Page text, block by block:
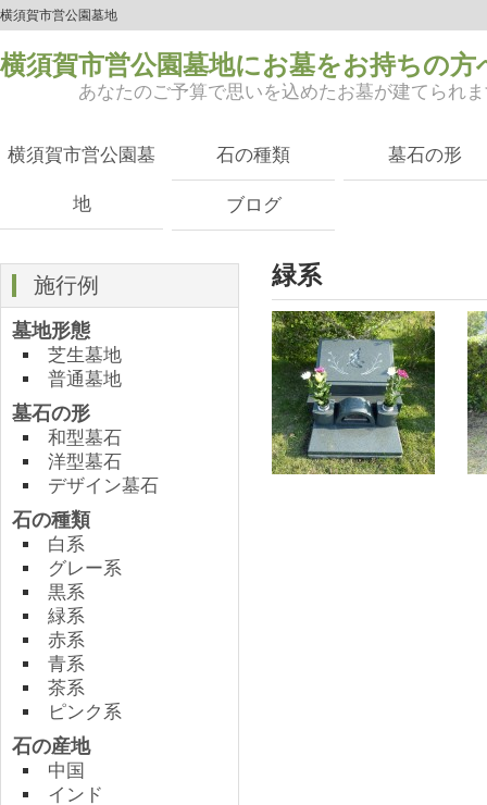
横須賀市営公園墓地
横須賀市営公園墓地にお墓をお持ちの方
あなたのご予算で思いを込めたお墓が建てられ
横須賀市営公園墓
地
石の種類 墓石の形
ブログ
緑系
施行例
墓地形態
芝生墓地
普通墓地
墓石の形
和型墓石
洋型墓石
デザイン墓石
石の種類
白系
グレー系
黒系
緑系
赤系
青系
茶系
ピンク系
石の産地
中国
インド